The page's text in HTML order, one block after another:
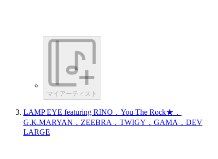
マイアーティスト
LAMP EYE featuring RINO，You The Rock★，
G.K.MARYAN，ZEEBRA，TWIGY，GAMA，DEV
LARGE